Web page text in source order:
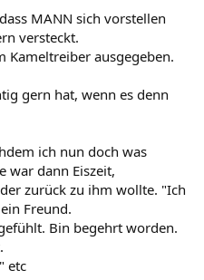
MANN sich vorstellen
versteckt.
Kameltreiber ausgegeben.
gern hat, wenn es denn
ich nun doch was
war dann Eiszeit,
zurück zu ihm wollte. "Ich
Freund.
Bin begehrt worden.
etc